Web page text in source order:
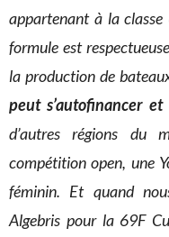
appartenant à la
formule est
la production de
peut s’autofinancer
d’autres régions du
compétition open, une
féminin. Et quand
Algebris pour la 69F